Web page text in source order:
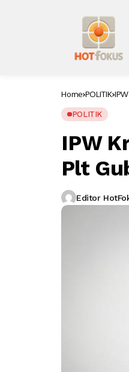
Home POLITIK
POLITIK
IPW
Plt
Editor